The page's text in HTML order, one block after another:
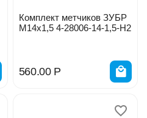
Комплект метчиков ЗУБР
М14х1,5 4-28006-14-1,5-Н2
560.00 Р